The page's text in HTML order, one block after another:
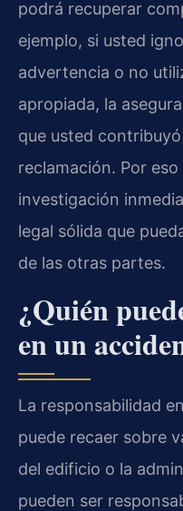
podrá recuperar
ejemplo, si usted
advertencia o no
apropiada, la
que usted
reclamación. Por
investigación
legal sólida que
de las otras partes.
¿Quién
en un
La responsabilidad
puede recaer sobre
del edificio o la
pueden ser